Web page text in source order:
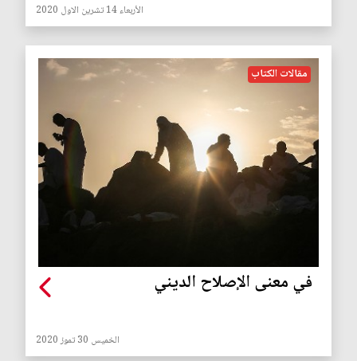
الأربعاء 14 تشرين الاول 2020
مقالات الكتاب
في معنى الإصلاح الديني
الخميس 30 تموز 2020